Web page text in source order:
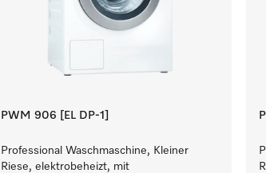
PWM 906 [EL DP-1]
Professional Waschmaschine, Kleiner
Riese, elektrobeheizt, mit